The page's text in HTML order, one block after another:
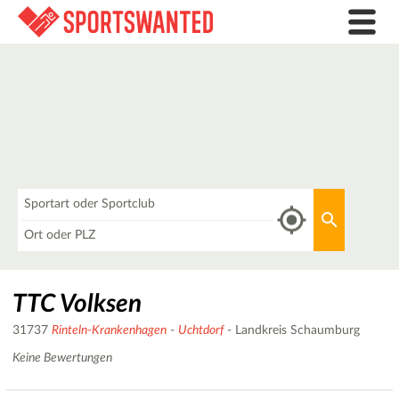
TTC Volksen
31737 Rinteln-Krankenhagen - Uchtdorf- Landkreis Schaumburg
Keine Bewertungen